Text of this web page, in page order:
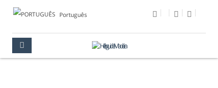
Português